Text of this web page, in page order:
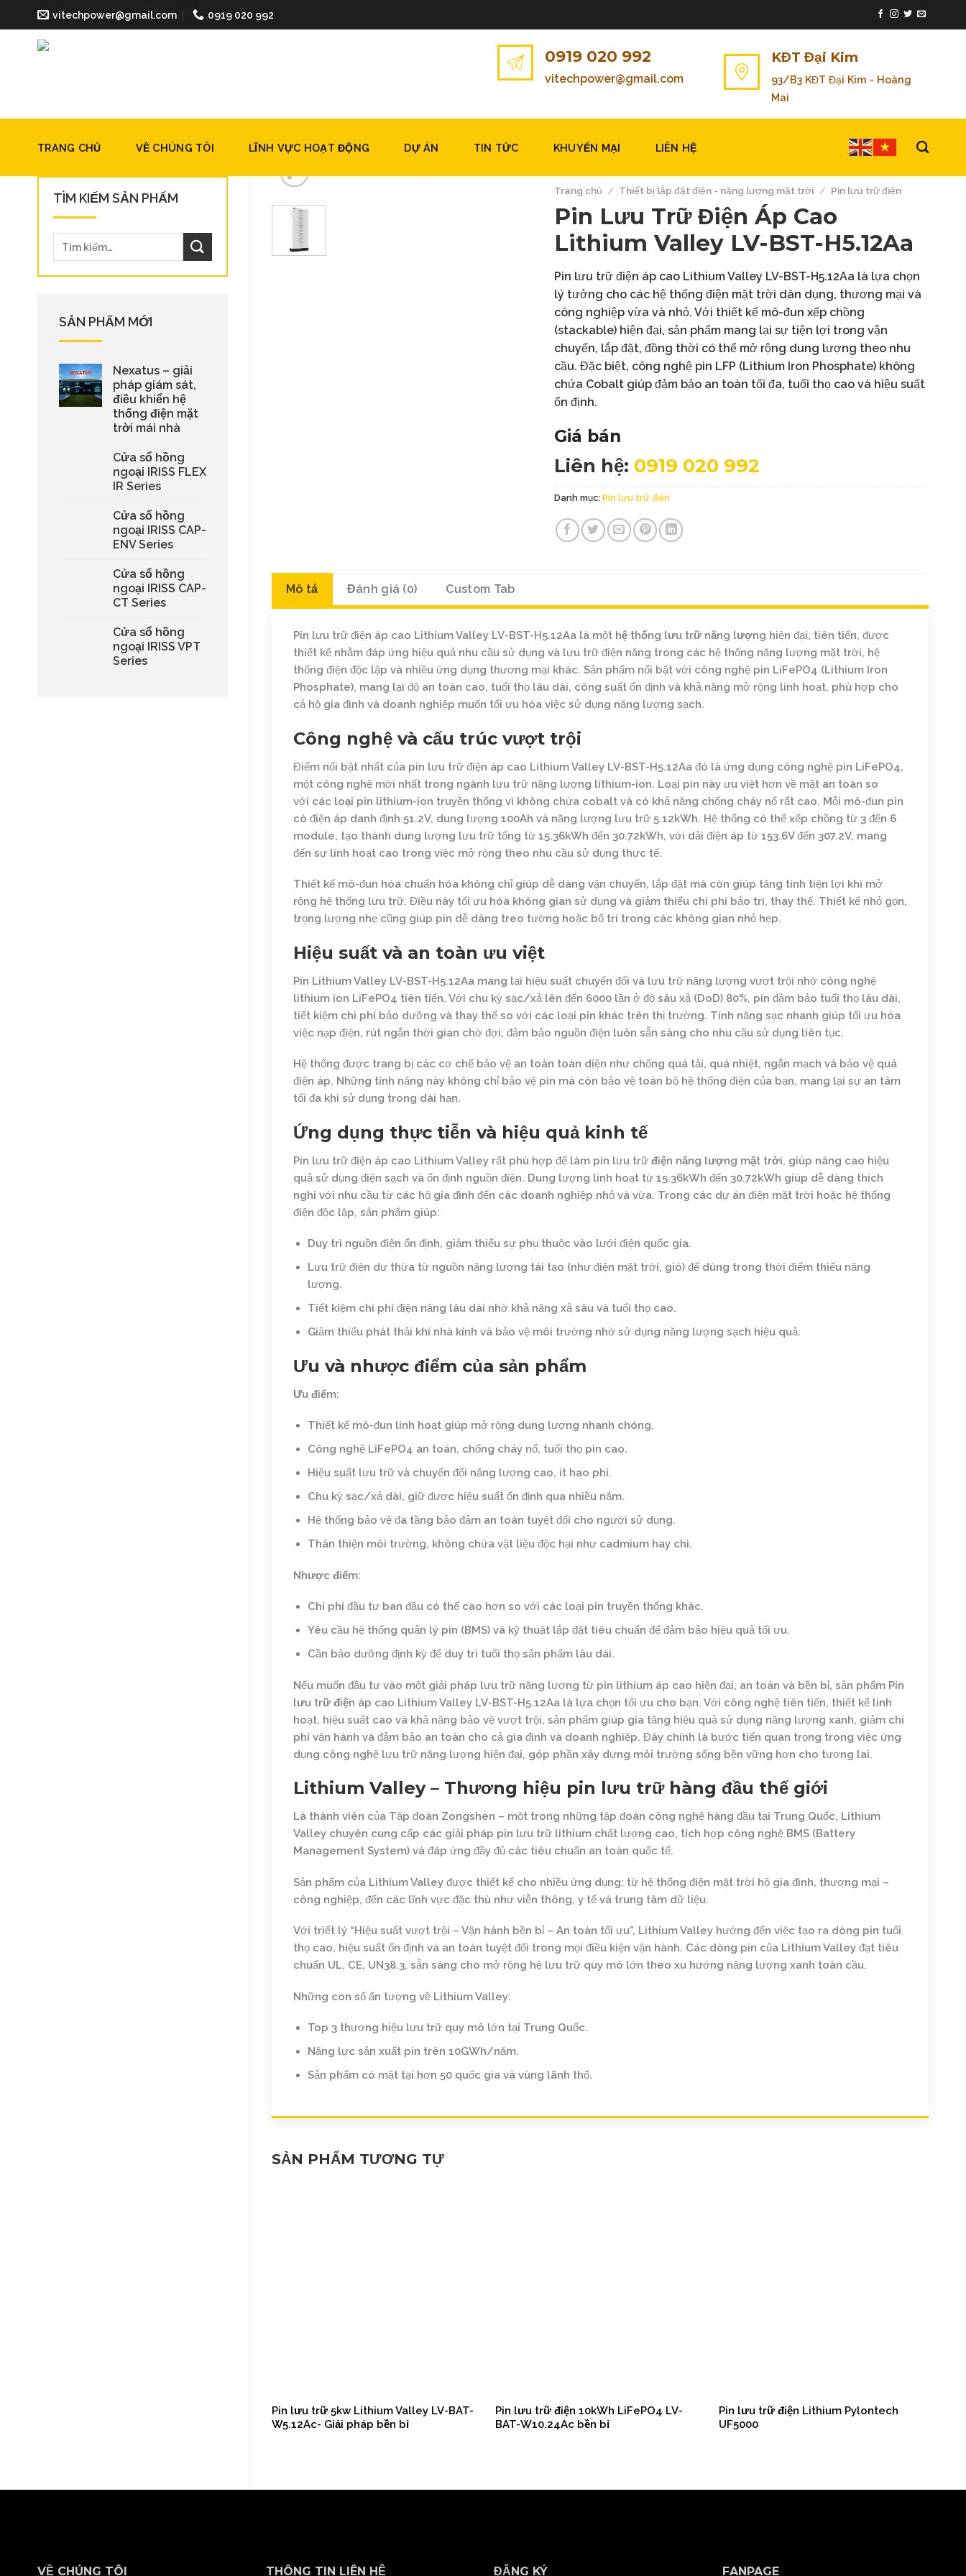
to
content
vitechpower@gmail.com 0919 020 992
0919 020 992
vitechpower@gmail.com
KĐT Đại Kim
93/B3 KĐT Đại Kim - Hoàng
Mai
TRANG CHỦ VỀ CHÚNG TÔI LĨNH VỰC HOẠT ĐỘNG DỰ ÁN TIN TỨC KHUYẾN MẠI LIÊN HỆ
TÌM KIẾM SẢN PHẨM
SẢN PHẨM MỚI
Nexatus – giải
pháp giám sát,
điều khiển hệ
thống điện mặt
trời mái nhà
Cửa sổ hồng
ngoại IRISS FLEX
IR Series
Cửa sổ hồng
ngoại IRISS CAP-
ENV Series
Cửa sổ hồng
ngoại IRISS CAP-
CT Series
Cửa sổ hồng
ngoại IRISS VPT
Series
Trang chủ / Thiết bị lắp đặt điện - năng lượng mặt trời / Pin lưu trữ điện
Pin Lưu Trữ Điện Áp Cao
Lithium Valley LV-BST-H5.12Aa
Pin lưu trữ điện áp cao Lithium Valley LV-BST-H5.12Aa là lựa chọn
lý tưởng cho các hệ thống điện mặt trời dân dụng, thương mại và
công nghiệp vừa và nhỏ. Với thiết kế mô-đun xếp chồng
(stackable) hiện đại, sản phẩm mang lại sự tiện lợi trong vận
chuyển, lắp đặt, đồng thời có thể mở rộng dung lượng theo nhu
cầu. Đặc biệt, công nghệ pin LFP (Lithium Iron Phosphate) không
chứa Cobalt giúp đảm bảo an toàn tối đa, tuổi thọ cao và hiệu suất
ổn định.
Giá bán
Liên hệ: 0919 020 992
Danh mục:Pin lưu trữ điện
Mô tả Đánh giá (0) Custom Tab
Pin lưu trữ điện áp cao Lithium Valley LV-BST-H5.12Aa là một hệ thống lưu trữ năng lượng hiện đại, tiên tiến, được
thiết kế nhằm đáp ứng hiệu quả nhu cầu sử dụng và lưu trữ điện năng trong các hệ thống năng lượng mặt trời, hệ
thống điện độc lập và nhiều ứng dụng thương mại khác. Sản phẩm nổi bật với công nghệ pin LiFePO4 (Lithium Iron
Phosphate), mang lại độ an toàn cao, tuổi thọ lâu dài, công suất ổn định và khả năng mở rộng linh hoạt, phù hợp cho
cả hộ gia đình và doanh nghiệp muốn tối ưu hóa việc sử dụng năng lượng sạch.
Công nghệ và cấu trúc vượt trội
Điểm nổi bật nhất của pin lưu trữ điện áp cao Lithium Valley LV-BST-H5.12Aa đó là ứng dụng công nghệ pin LiFePO4,
một công nghệ mới nhất trong ngành lưu trữ năng lượng lithium-ion. Loại pin này ưu việt hơn về mặt an toàn so
với các loại pin lithium-ion truyền thống vì không chứa cobalt và có khả năng chống cháy nổ rất cao. Mỗi mô-đun pin
có điện áp danh định 51.2V, dung lượng 100Ah và năng lượng lưu trữ 5.12kWh. Hệ thống có thể xếp chồng từ 3 đến 6
module, tạo thành dung lượng lưu trữ tổng từ 15.36kWh đến 30.72kWh, với dải điện áp từ 153.6V đến 307.2V, mang
đến sự linh hoạt cao trong việc mở rộng theo nhu cầu sử dụng thực tế.
Thiết kế mô-đun hóa chuẩn hóa không chỉ giúp dễ dàng vận chuyển, lắp đặt mà còn giúp tăng tính tiện lợi khi mở
rộng hệ thống lưu trữ. Điều này tối ưu hóa không gian sử dụng và giảm thiểu chi phí bảo trì, thay thế. Thiết kế nhỏ gọn,
trọng lượng nhẹ cũng giúp pin dễ dàng treo tường hoặc bố trí trong các không gian nhỏ hẹp.
Hiệu suất và an toàn ưu việt
Pin Lithium Valley LV-BST-H5.12Aa mang lại hiệu suất chuyển đổi và lưu trữ năng lượng vượt trội nhờ công nghệ
lithium ion LiFePO4 tiên tiến. Với chu kỳ sạc/xả lên đến 6000 lần ở độ sâu xả (DoD) 80%, pin đảm bảo tuổi thọ lâu dài,
tiết kiệm chi phí bảo dưỡng và thay thế so với các loại pin khác trên thị trường. Tính năng sạc nhanh giúp tối ưu hóa
việc nạp điện, rút ngắn thời gian chờ đợi, đảm bảo nguồn điện luôn sẵn sàng cho nhu cầu sử dụng liên tục.
Hệ thống được trang bị các cơ chế bảo vệ an toàn toàn diện như chống quá tải, quá nhiệt, ngắn mạch và bảo vệ quá
điện áp. Những tính năng này không chỉ bảo vệ pin mà còn bảo vệ toàn bộ hệ thống điện của bạn, mang lại sự an tâm
tối đa khi sử dụng trong dài hạn.
Ứng dụng thực tiễn và hiệu quả kinh tế
Pin lưu trữ điện áp cao Lithium Valley rất phù hợp để làm pin lưu trữ điện năng lượng mặt trời, giúp nâng cao hiệu
quả sử dụng điện sạch và ổn định nguồn điện. Dung lượng linh hoạt từ 15.36kWh đến 30.72kWh giúp dễ dàng thích
nghi với nhu cầu từ các hộ gia đình đến các doanh nghiệp nhỏ và vừa. Trong các dự án điện mặt trời hoặc hệ thống
điện độc lập, sản phẩm giúp:
Duy trì nguồn điện ổn định, giảm thiểu sự phụ thuộc vào lưới điện quốc gia.
Lưu trữ điện dư thừa từ nguồn năng lượng tái tạo (như điện mặt trời, gió) để dùng trong thời điểm thiếu năng
lượng.
Tiết kiệm chi phí điện năng lâu dài nhờ khả năng xả sâu và tuổi thọ cao.
Giảm thiểu phát thải khí nhà kính và bảo vệ môi trường nhờ sử dụng năng lượng sạch hiệu quả.
Ưu và nhược điểm của sản phẩm
Ưu điểm:
Thiết kế mô-đun linh hoạt giúp mở rộng dung lượng nhanh chóng.
Công nghệ LiFePO4 an toàn, chống cháy nổ, tuổi thọ pin cao.
Hiệu suất lưu trữ và chuyển đổi năng lượng cao, ít hao phí.
Chu kỳ sạc/xả dài, giữ được hiệu suất ổn định qua nhiều năm.
Hệ thống bảo vệ đa tầng bảo đảm an toàn tuyệt đối cho người sử dụng.
Thân thiện môi trường, không chứa vật liệu độc hại như cadmium hay chì.
Nhược điểm:
Chi phí đầu tư ban đầu có thể cao hơn so với các loại pin truyền thống khác.
Yêu cầu hệ thống quản lý pin (BMS) và kỹ thuật lắp đặt tiêu chuẩn để đảm bảo hiệu quả tối ưu.
Cần bảo dưỡng định kỳ để duy trì tuổi thọ sản phẩm lâu dài.
Nếu muốn đầu tư vào một giải pháp lưu trữ năng lượng từ pin lithium áp cao hiện đại, an toàn và bền bỉ, sản phẩm Pin
lưu trữ điện áp cao Lithium Valley LV-BST-H5.12Aa là lựa chọn tối ưu cho bạn. Với công nghệ tiên tiến, thiết kế linh
hoạt, hiệu suất cao và khả năng bảo vệ vượt trội, sản phẩm giúp gia tăng hiệu quả sử dụng năng lượng xanh, giảm chi
phí vận hành và đảm bảo an toàn cho cả gia đình và doanh nghiệp. Đây chính là bước tiến quan trọng trong việc ứng
dụng công nghệ lưu trữ năng lượng hiện đại, góp phần xây dựng môi trường sống bền vững hơn cho tương lai.
Lithium Valley – Thương hiệu pin lưu trữ hàng đầu thế giới
Là thành viên của Tập đoàn Zongshen – một trong những tập đoàn công nghệ hàng đầu tại Trung Quốc, Lithium
Valley chuyên cung cấp các giải pháp pin lưu trữ lithium chất lượng cao, tích hợp công nghệ BMS (Battery
Management System) và đáp ứng đầy đủ các tiêu chuẩn an toàn quốc tế.
Sản phẩm của Lithium Valley được thiết kế cho nhiều ứng dụng: từ hệ thống điện mặt trời hộ gia đình, thương mại –
công nghiệp, đến các lĩnh vực đặc thù như viễn thông, y tế và trung tâm dữ liệu.
Với triết lý “Hiệu suất vượt trội – Vận hành bền bỉ – An toàn tối ưu”, Lithium Valley hướng đến việc tạo ra dòng pin tuổi
thọ cao, hiệu suất ổn định và an toàn tuyệt đối trong mọi điều kiện vận hành. Các dòng pin của Lithium Valley đạt tiêu
chuẩn UL, CE, UN38.3, sẵn sàng cho mở rộng hệ lưu trữ quy mô lớn theo xu hướng năng lượng xanh toàn cầu.
Những con số ấn tượng về Lithium Valley:
Top 3 thương hiệu lưu trữ quy mô lớn tại Trung Quốc.
Năng lực sản xuất pin trên 10GWh/năm.
Sản phẩm có mặt tại hơn 50 quốc gia và vùng lãnh thổ.
SẢN PHẨM TƯƠNG TỰ
Pin lưu trữ 5kw Lithium Valley LV-BAT-
W5.12Ac- Giải pháp bền bỉ
Pin lưu trữ điện 10kWh LiFePO4 LV-
BAT-W10.24Ac bền bỉ
Pin lưu trữ điện Lithium Pylontech
UF5000
VỀ CHÚNG TÔI THÔNG TIN LIÊN HỆ ĐĂNG KÝ FANPAGE